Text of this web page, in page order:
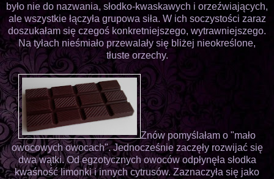
było nie do nazwania, słodko-kwaskawych i orzeźwiających,
ale wszystkie łączyła grupowa siła. W ich soczystości zaraz
doszukałam się czegoś konkretniejszego, wytrawniejszego.
Na tyłach nieśmiało przewalały się bliżej nieokreślone,
tłuste orzechy.
Znów pomyślałam o "mało
owocowych owocach". Jednocześnie zaczęły rozwijać się
dwa wątki. Od egzotycznych owoców odpłynęła słodka
kwaśność limonki i innych cytrusów. Zaznaczyła się jako